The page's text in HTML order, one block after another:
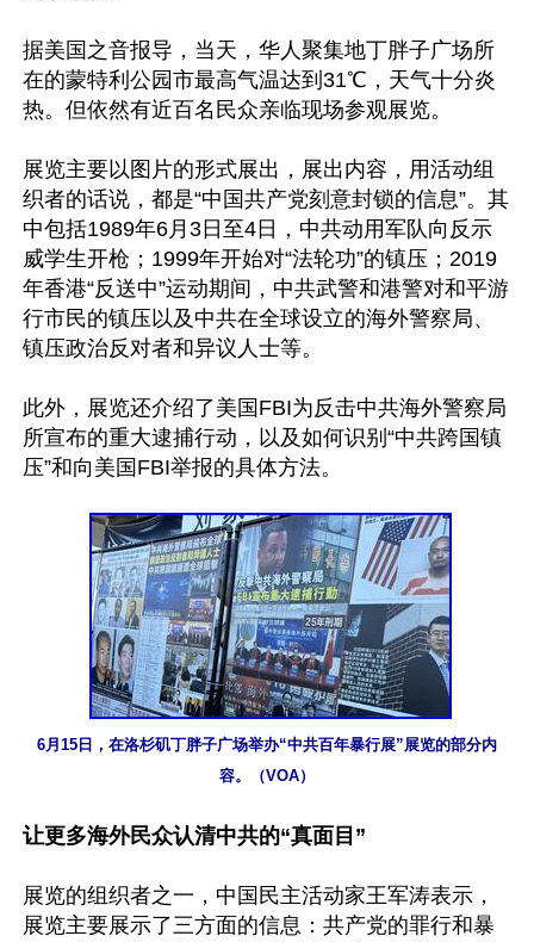
据美国之音报导，当天，华人聚集地丁胖子广场所
在的蒙特利公园市最高气温达到31℃，天气十分炎
热。但依然有近百名民众亲临现场参观展览。
展览主要以图片的形式展出，展出内容，用活动组
织者的话说，都是“中国共产党刻意封锁的信息”。其
中包括1989年6月3日至4日，中共动用军队向反示
威学生开枪；1999年开始对“法轮功”的镇压；2019
年香港“反送中”运动期间，中共武警和港警对和平游
行市民的镇压以及中共在全球设立的海外警察局、
镇压政治反对者和异议人士等。
此外，展览还介绍了美国FBI为反击中共海外警察局
所宣布的重大逮捕行动，以及如何识别“中共跨国镇
压”和向美国FBI举报的具体方法。
6月15日，在洛杉矶丁胖子广场举办“中共百年暴行展”展览的部分内
容。（VOA）
让更多海外民众认清中共的“真面目”
展览的组织者之一，中国民主活动家王军涛表示，
展览主要展示了三方面的信息：共产党的罪行和暴